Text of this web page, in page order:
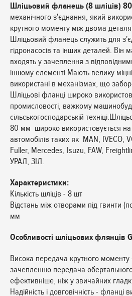
Шліцьовий фланець (8 шліців)
механічного з'єднання, який
крутного моменту між двома
Шліцьовий фланець служить для
гідронасосів та інших деталей. Він
входять у зачеплення з
іншому елементі.Мають велику
використані в механізмах, що
Шліцьові фланці широко
промисловості, важкому
сільськогосподарській
80 мм широко використовується на
автомобілів таких як MAN, IVECO,
Fuller, Mercedes, Isuzu, FAW,
УРАЛ, ЗІЛ.
Характеристики:
Кількість шліців - 8 шт
Відстань між отворами під гвинти
мм
Особливості шліцьових флянців
Висока передача крутного
зачепленню передача
ефективніше, ніж у звичайних
Надійність і довговічність - фланці